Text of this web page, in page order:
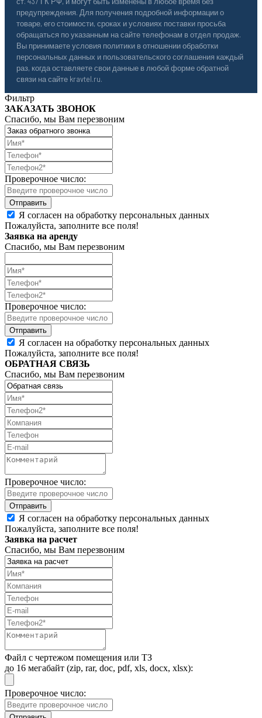
предупреждения. Для получения подробной информации о
товаре, его стоимости, сроках и условиях поставки просьба
обращаться по указанным на сайте телефонам в отдел продаж.
Вы принимаете условия политики в отношении обработки
персональных данных и пользовательского соглашения каждый
раз, когда оставляете свои данные в любой форме обратной
связи на сайте kravtel.ru.
Фильтр
ЗАКАЗАТЬ ЗВОНОК
Спасибо, мы Вам перезвоним
Проверочное число:
Я согласен на обработку персональных данных
Пожалуйста, заполните все поля!
Заявка на аренду
Спасибо, мы Вам перезвоним
Проверочное число:
Я согласен на обработку персональных данных
Пожалуйста, заполните все поля!
ОБРАТНАЯ СВЯЗЬ
Спасибо, мы Вам перезвоним
Проверочное число:
Я согласен на обработку персональных данных
Пожалуйста, заполните все поля!
Заявка на расчет
Спасибо, мы Вам перезвоним
Файл с чертежом помещения или ТЗ
до 16 мегабайт (zip, rar, doc, pdf, xls, docx, xlsx):
Проверочное число: